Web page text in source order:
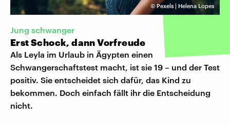
©Pexels | Helena Lopes
Jung schwanger
Erst Schock, dann Vorfreude
Als Leyla im Urlaub in Ägypten einen
Schwangerschaftstest macht, ist sie 19 – und der Test
positiv. Sie entscheidet sich dafür, das Kind zu
bekommen. Doch einfach fällt ihr die Entscheidung
nicht.